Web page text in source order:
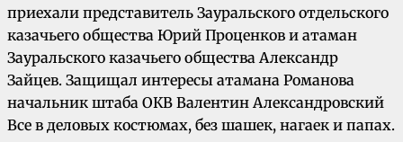
приехали представитель Зауральского отдельского
казачьего общества Юрий Проценков и атаман
Зауральского казачьего общества Александр
Зайцев. Защищал интересы атамана Романова
начальник штаба ОКВ Валентин Александровский
Все в деловых костюмах, без шашек, нагаек и папах.